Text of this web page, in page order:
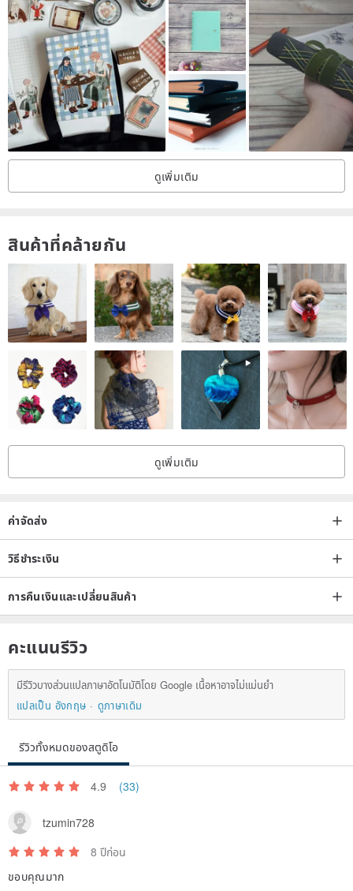
ดูเพิ่มเติม
สินค้าที่คล้ายกัน
ดูเพิ่มเติม
ค่าจัดส่ง
วิธีชำระเงิน
การคืนเงินและเปลี่ยนสินค้า
คะแนนรีวิว
มีรีวิวบางส่วนแปลภาษาอัตโนมัติโดย Google เนื้อหาอาจไม่แม่นยำ
แปลเป็น อังกฤษ
ดูภาษาเดิม
รีวิวทั้งหมดของสตูดิโอ
4.9 (33)
tzumin728
8 ปีก่อน
ขอบคุณมาก